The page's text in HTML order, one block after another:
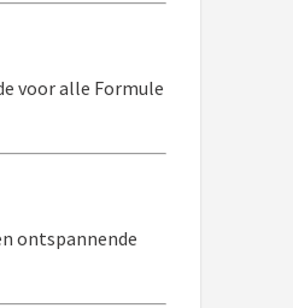
voor alle Formule
ontspannende